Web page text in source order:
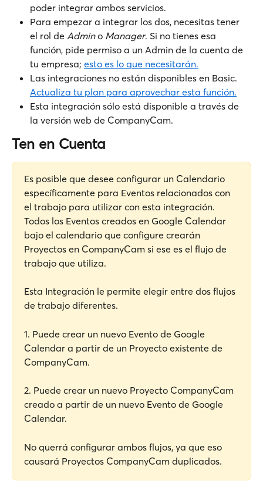
poder integrar ambos servicios.
Para empezar a integrar los dos, necesitas tener
el rol de Admin o Manager. Si no tienes esa
función, pide permiso a un Admin de la cuenta de
tu empresa; esto es lo que necesitarán.
Las integraciones no están disponibles en Basic.
Actualiza tu plan para aprovechar esta función.
Esta integración sólo está disponible a través de
la versión web de CompanyCam.
Ten en Cuenta
Es posible que desee configurar un Calendario
específicamente para Eventos relacionados con
el trabajo para utilizar con esta integración.
Todos los Eventos creados en Google Calendar
bajo el calendario que configure crearán
Proyectos en CompanyCam si ese es el flujo de
trabajo que utiliza.
Esta Integración le permite elegir entre dos flujos
de trabajo diferentes.
1. Puede crear un nuevo Evento de Google
Calendar a partir de un Proyecto existente de
CompanyCam.
2. Puede crear un nuevo Proyecto CompanyCam
creado a partir de un nuevo Evento de Google
Calendar.
No querrá configurar ambos flujos, ya que eso
causará Proyectos CompanyCam duplicados.